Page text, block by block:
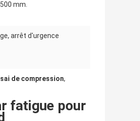
mm.
arrêt d'urgence
de compression,
fatigue pour